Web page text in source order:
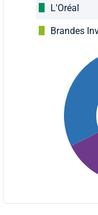
L'Oréal
Brandes